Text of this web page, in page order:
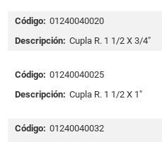
Código: 01240040020
Descripción: Cupla R. 1 1/2 X 3/4"
Código: 01240040025
Descripción: Cupla R. 1 1/2 X 1"
Código: 01240040032